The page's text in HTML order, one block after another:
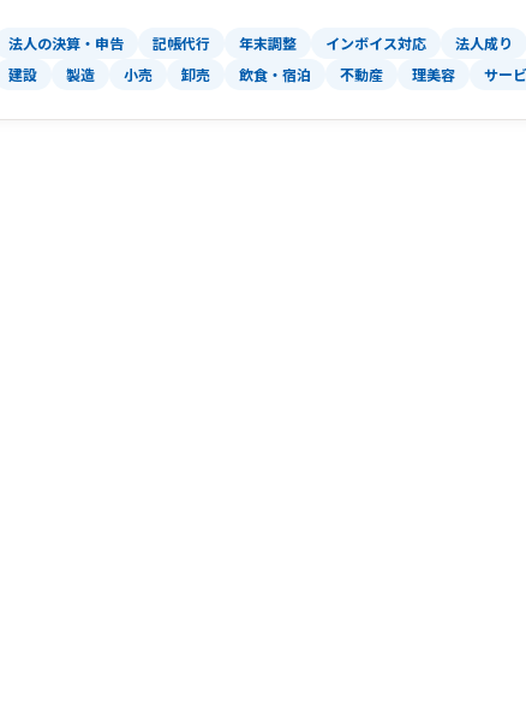
法人の決算・申告 記帳代行 年末調整 インボイス対応 法人成り
建設 製造 小売 卸売 飲食・宿泊 不動産 理美容 サー